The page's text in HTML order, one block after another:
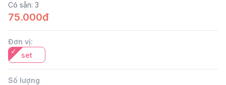
Có sẵn: 3
75.000đ
Đơn vị:
set
Số lượng